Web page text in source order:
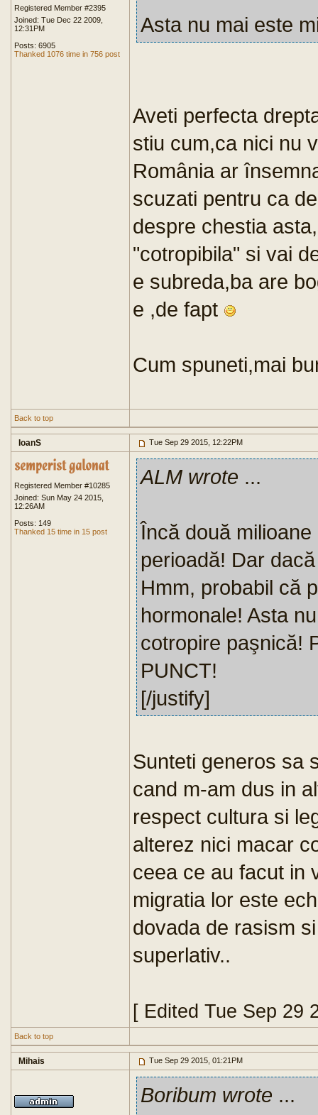
Registered Member #2395
Joined: Tue Dec 22 2009,
12:31PM
Posts: 6905
Thanked 1076 time in 756 post
Asta nu mai este
Aveti perfecta
stiu cum,ca nici nu
România ar
scuzati pentru ca
despre chestia
"cotropibila" si vai
e subreda,ba are
e ,de fapt
Cum spuneti,mai
Back to top
IoanS Tue Sep 29 2015, 12:22PM
Registered Member #10285
Joined: Sun May 24 2015,
12:26AM
Posts: 149
Thanked 15 time in 15 post
ALM wrote ...
Încă două
perioadă! Dar
Hmm, probabil că
hormonale! Asta
cotropire paşnică!
PUNCT!
[/justify]
Sunteti generos sa
cand m-am dus in
respect cultura si
alterez nici macar
ceea ce au facut in
migratia lor este
dovada de rasism
superlativ..
[ Edited Tue Sep 29
Back to top
Mihais Tue Sep 29 2015, 01:21PM
Boribum wrote ...